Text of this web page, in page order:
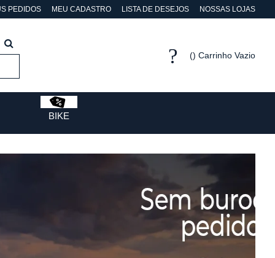
PEDIDOS MEU CADASTRO LISTA DE DESEJOS NOSSAS LOJAS
Carrinho Vazio
BIKE